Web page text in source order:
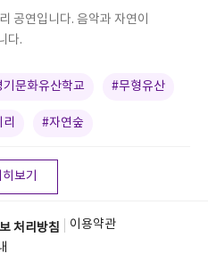
공연입니다. 음악과 자연이
다.
기문화유산학교 #무형유산
#자연숲
보기
처리방침
이용약관